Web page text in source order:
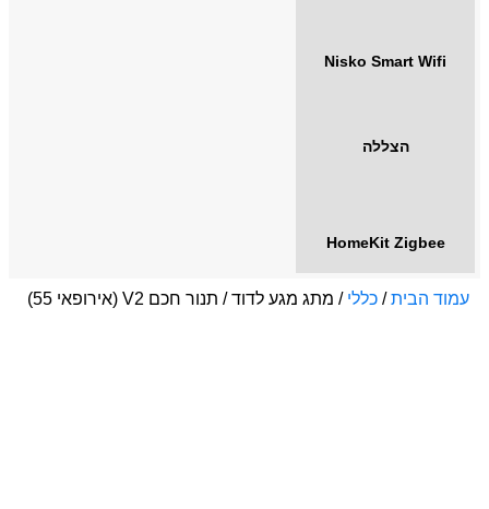
Nisko Smart Wifi
הצללה
HomeKit Zigbee
עמוד הבית/ כללי / מתג מגע לדוד / תנור חכם V2 (אירופאי 55)